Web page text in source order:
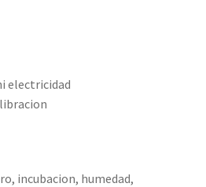
electricidad
incubacion, humedad,